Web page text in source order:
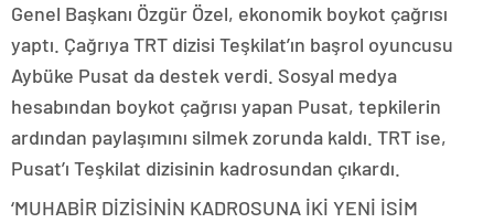
Genel Başkanı Özgür Özel, ekonomik boykot çağrısı
yaptı. Çağrıya TRT dizisi Teşkilat’ın başrol oyuncusu
Aybüke Pusat da destek verdi. Sosyal medya
hesabından boykot çağrısı yapan Pusat, tepkilerin
ardından paylaşımını silmek zorunda kaldı. TRT ise,
Pusat’ı Teşkilat dizisinin kadrosundan çıkardı.
‘MUHABİR DİZİSİNİN KADROSUNA İKİ YENİ İSİM